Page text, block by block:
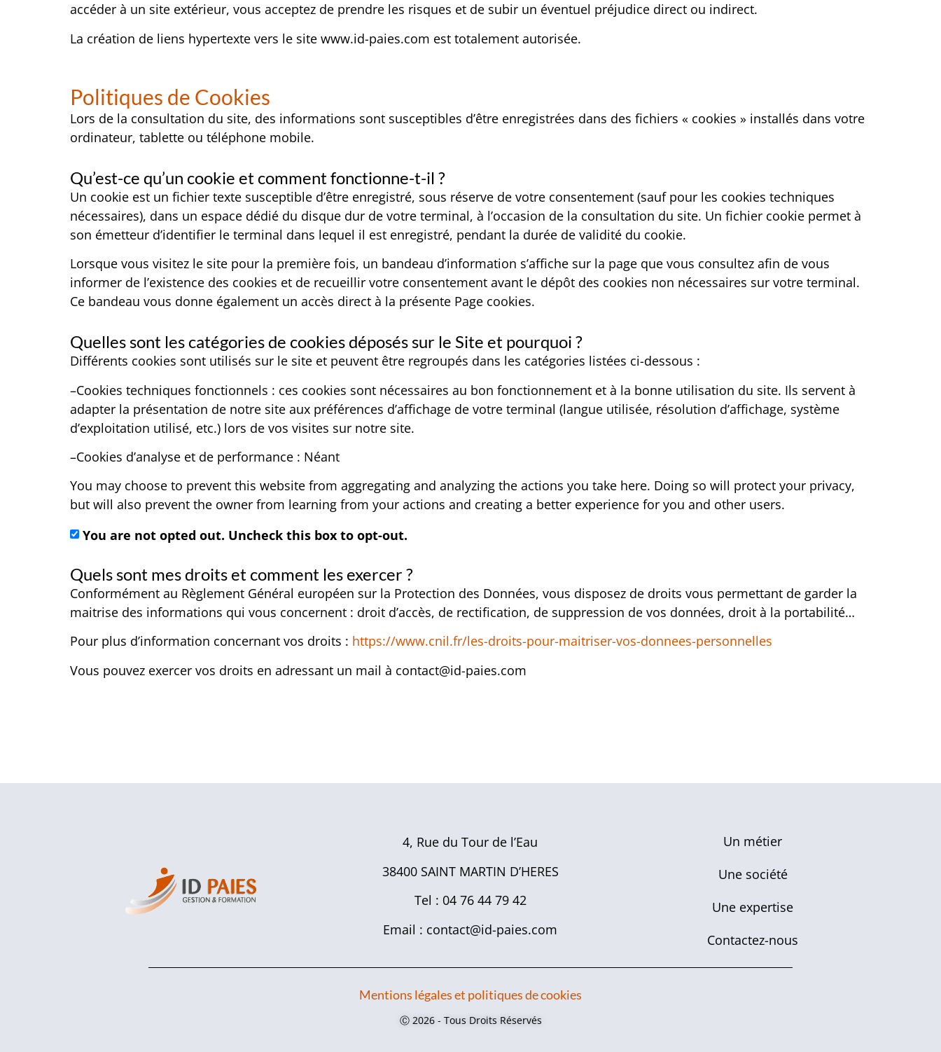
accéder à un site extérieur, vous acceptez de prendre les risques et de subir un éventuel préjudice direct ou indirect.
La création de liens hypertexte vers le site www.id-paies.com est totalement autorisée.
Politiques de Cookies
Lors de la consultation du site, des informations sont susceptibles d’être enregistrées dans des fichiers « cookies » installés dans votre
ordinateur, tablette ou téléphone mobile.
Qu’est-ce qu’un cookie et comment fonctionne-t-il ?
Un cookie est un fichier texte susceptible d’être enregistré, sous réserve de votre consentement (sauf pour les cookies techniques
nécessaires), dans un espace dédié du disque dur de votre terminal, à l’occasion de la consultation du site. Un fichier cookie permet à
son émetteur d’identifier le terminal dans lequel il est enregistré, pendant la durée de validité du cookie.
Lorsque vous visitez le site pour la première fois, un bandeau d’information s’affiche sur la page que vous consultez afin de vous
informer de l’existence des cookies et de recueillir votre consentement avant le dépôt des cookies non nécessaires sur votre terminal.
Ce bandeau vous donne également un accès direct à la présente Page cookies.
Quelles sont les catégories de cookies déposés sur le Site et pourquoi ?
Différents cookies sont utilisés sur le site et peuvent être regroupés dans les catégories listées ci-dessous :
–Cookies techniques fonctionnels : ces cookies sont nécessaires au bon fonctionnement et à la bonne utilisation du site. Ils servent à
adapter la présentation de notre site aux préférences d’affichage de votre terminal (langue utilisée, résolution d’affichage, système
d’exploitation utilisé, etc.) lors de vos visites sur notre site.
–Cookies d’analyse et de performance : Néant
You may choose to prevent this website from aggregating and analyzing the actions you take here. Doing so will protect your privacy,
but will also prevent the owner from learning from your actions and creating a better experience for you and other users.
You are not opted out. Uncheck this box to opt-out.
Quels sont mes droits et comment les exercer ?
Conformément au Règlement Général européen sur la Protection des Données, vous disposez de droits vous permettant de garder la
maitrise des informations qui vous concernent : droit d’accès, de rectification, de suppression de vos données, droit à la portabilité…
Pour plus d’information concernant vos droits : https://www.cnil.fr/les-droits-pour-maitriser-vos-donnees-personnelles
Vous pouvez exercer vos droits en adressant un mail à contact@id-paies.com
4, Rue du Tour de l’Eau
38400 SAINT MARTIN D’HERES
Tel : 04 76 44 79 42
Email : contact@id-paies.com
Un métier
Une société
Une expertise
Contactez-nous
Mentions légales et politiques de cookies
Ⓒ 2026 - Tous Droits Réservés